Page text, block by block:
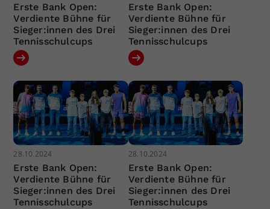
Erste Bank Open:
Verdiente Bühne für
Sieger:innen des Drei
Tennisschulcups
Erste Bank Open:
Verdiente Bühne für
Sieger:innen des Drei
Tennisschulcups
28.10.2024
Erste Bank Open:
Verdiente Bühne für
Sieger:innen des Drei
Tennisschulcups
28.10.2024
Erste Bank Open:
Verdiente Bühne für
Sieger:innen des Drei
Tennisschulcups